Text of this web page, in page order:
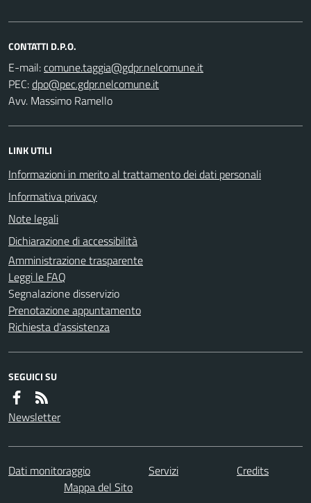
CONTATTI D.P.O.
E-mail:
PEC:
Avv. Massimo Ramello
LINK UTILI
Informazioni in merito al trattamento dei dati personali
Informativa privacy
Note legali
Dichiarazione di accessibilità
Amministrazione trasparente
Leggi le FAQ
Segnalazione disservizio
Prenotazione appuntamento
Richiesta d'assistenza
SEGUICI SU
Newsletter
Dati monitoraggio Servizi
Credits
Mappa del Sito